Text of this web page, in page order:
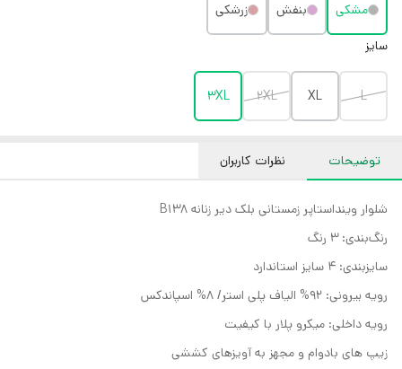
مشکی بنفش
زرشکی
سایز
L
XL
2XL
3XL
توضیحات نظرات کاربران
شلوار وینداستاپر زمستانی بلک دیر زنانه B138
رنگ‌بندی: 3 رنگ
سایزبندی‌: 4 سایز استاندارد
رویه بیرونی: 92% الیاف پلی استر/ 8% اسپاندکس
رویه داخلی: میکرو پلار با کیفیت
زیپ های بادوام و مجهز به آویزهای کششی